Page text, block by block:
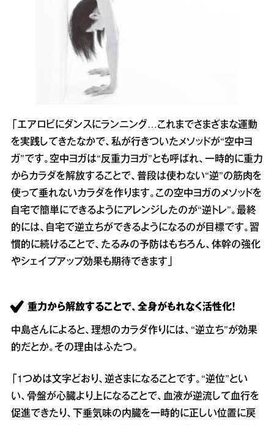
「エアロビにダンスにランニング…これまでさまざまな運動
を実践してきたなかで、私が行きついたメソッドが“空中ヨ
ガ”です。空中ヨガは“反重力ヨガ”とも呼ばれ、一時的に重力
からカラダを解放することで、普段は使わない“逆”の筋肉を
使って垂れないカラダを作ります。この空中ヨガのメソッドを
自宅で簡単にできるようにアレンジしたのが“逆トレ”。最終
的には、自宅で逆立ちができるようになるのが目標です。習
慣的に続けることで、たるみの予防はもちろん、体幹の強化
やシェイプアップ効果も期待できます」
重力から解放することで、全身がもれなく活性化！
中島さんによると、理想のカラダ作りには、“逆立ち”が効果
的だとか。その理由はふたつ。
「1つめは文字どおり、逆さまになることです。“逆位”とい
い、骨盤が心臓より上になることで、血液が逆流して血行を
促進できたり、下垂気味の内臓を一時的に正しい位置に戻